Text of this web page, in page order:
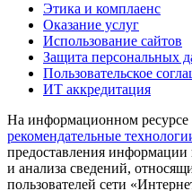
Этика и комплаенс
Оказание услуг
Использование сайтов
Защита персональных
Пользовательское
ИТ аккредитация
На информационном ресурсе
рекомендательные
предоставления информации
и анализа сведений,
пользователей сети